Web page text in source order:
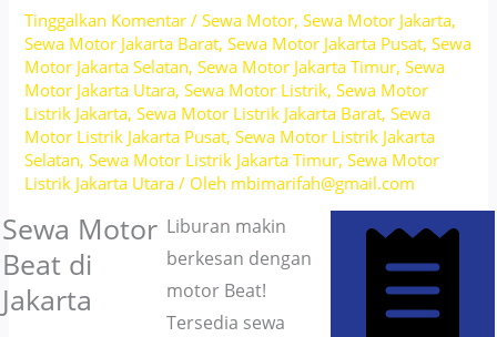
Tinggalkan Komentar /Sewa Motor,Sewa Motor Jakarta,
Sewa Motor Jakarta Barat,Sewa Motor Jakarta Pusat,Sewa
Motor Jakarta Selatan,Sewa Motor Jakarta Timur,Sewa
Motor Jakarta Utara,Sewa Motor Listrik,Sewa Motor
Listrik Jakarta,Sewa Motor Listrik Jakarta Barat,Sewa
Motor Listrik Jakarta Pusat,Sewa Motor Listrik Jakarta
Selatan,Sewa Motor Listrik Jakarta Timur,Sewa Motor
Listrik Jakarta Utara / Oleh mbimarifah@gmail.com
Sewa Motor
Beat di
Jakarta
Liburan makin
berkesan dengan
motor Beat!
Tersedia sewa